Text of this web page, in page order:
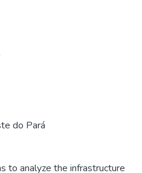
do Pará
to analyze the infrastructure